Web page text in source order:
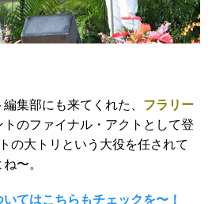
集部にも来てくれた、 フラリー
のファイナル・アクトとして登
の大トリという大役を任されて
〜。
てはこちらもチェックを〜！